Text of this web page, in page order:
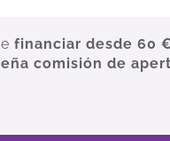
financiar desde 60
comisión de